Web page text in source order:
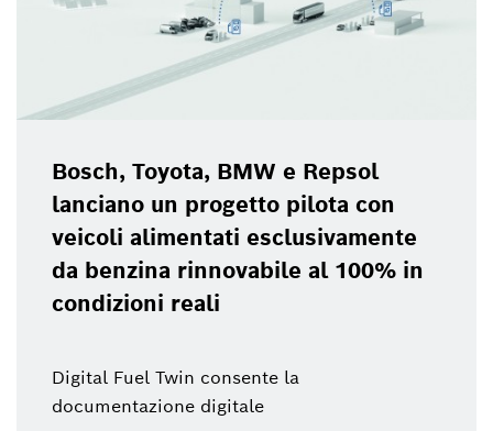
Bosch, Toyota, BMW e Repsol
lanciano un progetto pilota con
veicoli alimentati esclusivamente
da benzina rinnovabile al 100% in
condizioni reali
Digital Fuel Twin consente la
documentazione digitale